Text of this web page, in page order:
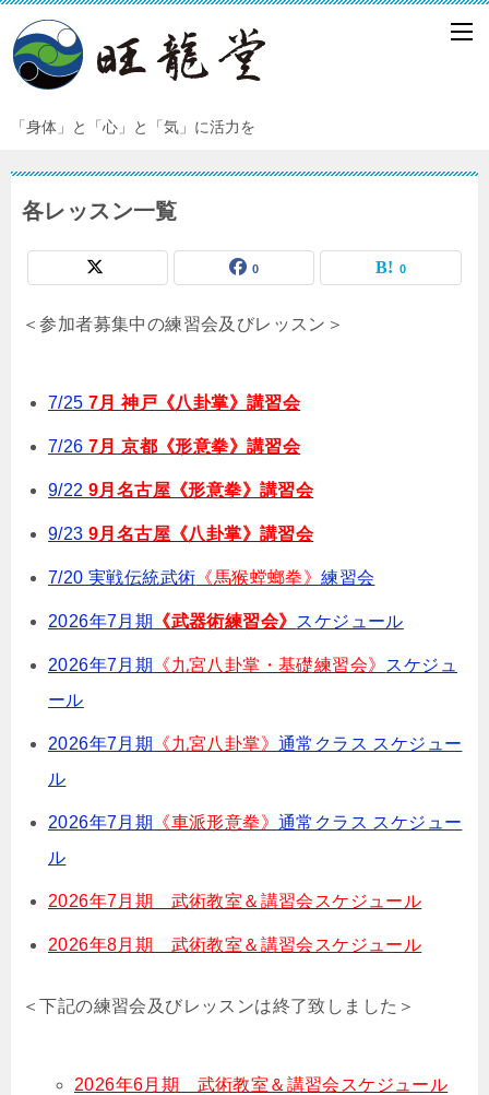
「身体」と「心」と「気」に活力を
各レッスン一覧
0 0
＜参加者募集中の練習会及びレッスン＞
7/25 7月神戸《八卦掌》講習会
7/26 7月 京都《形意拳》講習会
9/22 9月名古屋《形意拳》講習会
9/23 9月名古屋《八卦掌》講習会
7/20 実戦伝統武術 《馬猴螳螂拳》練習会
2026年7月期 《武器術練習会》 スケジュール
2026年7月期 《九宮八卦掌・基礎練習会》 スケジュ
ール
2026年7月期 《九宮八卦掌》通常クラス スケジュー
ル
2026年7月期 《車派形意拳》通常クラス スケジュー
ル
2026年7月期 武術教室＆講習会スケジュール
2026年8月期 武術教室＆講習会スケジュール
＜下記の練習会及びレッスンは終了致しました＞
2026年6月期 武術教室＆講習会スケジュール